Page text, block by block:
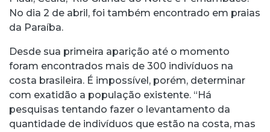
No dia 2 de abril, foi também encontrado em praias
da Paraíba.
Desde sua primeira aparição até o momento
foram encontrados mais de 300 indivíduos na
costa brasileira. É impossível, porém, determinar
com exatidão a população existente. “Há
pesquisas tentando fazer o levantamento da
quantidade de indivíduos que estão na costa, mas